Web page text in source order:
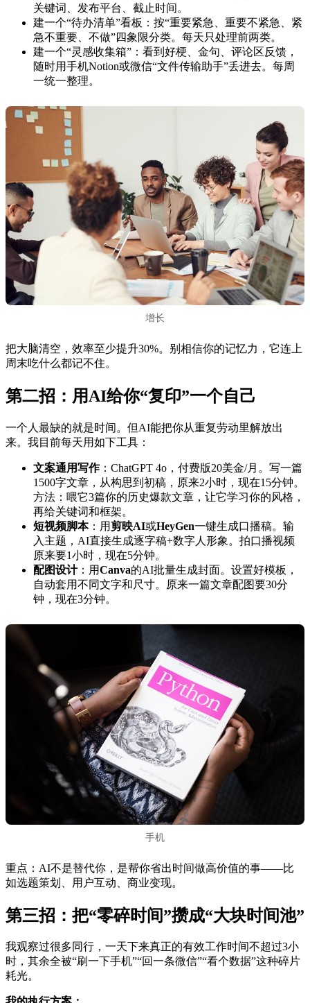
关键词、发布平台、截止时间。
建一个“待办清单”看板：按“重要紧急、重要不紧急、紧
急不重要、不做”四象限分类。每天只处理前两类。
建一个“灵感收集箱”：看到好梗、金句、评论区反馈，
随时用手机Notion或微信“文件传输助手”丢进去。每周
一统一整理。
增长
把大脑清空，效率至少提升30%。别相信你的记忆力，它连上
周末吃什么都记不住。
第二招：用AI给你“复印”一个自己
一个人最缺的就是时间。但AI能把你从重复劳动里解放出
来。我目前每天用如下工具：
文案通用写作：ChatGPT 4o，付费版20美金/月。写一篇
1500字文章，从构思到初稿，原来2小时，现在15分钟。
方法：喂它3篇你的历史爆款文章，让它学习你的风格，
再给关键词和框架。
短视频脚本：用剪映AI或HeyGen一键生成口播稿。输
入主题，AI直接生成逐字稿+数字人形象。拍口播视频
原来要1小时，现在5分钟。
配图设计：用Canva的AI批量生成封面。设置好模板，
自动套用不同文字和尺寸。原来一篇文章配图要30分
钟，现在3分钟。
手机
重点：AI不是替代你，是帮你省出时间做高价值的事——比
如选题策划、用户互动、商业变现。
第三招：把“零碎时间”攒成“大块时间池”
我观察过很多同行，一天下来真正的有效工作时间不超过3小
时，其余全被“刷一下手机”“回一条微信”“看个数据”这种碎片
耗光。